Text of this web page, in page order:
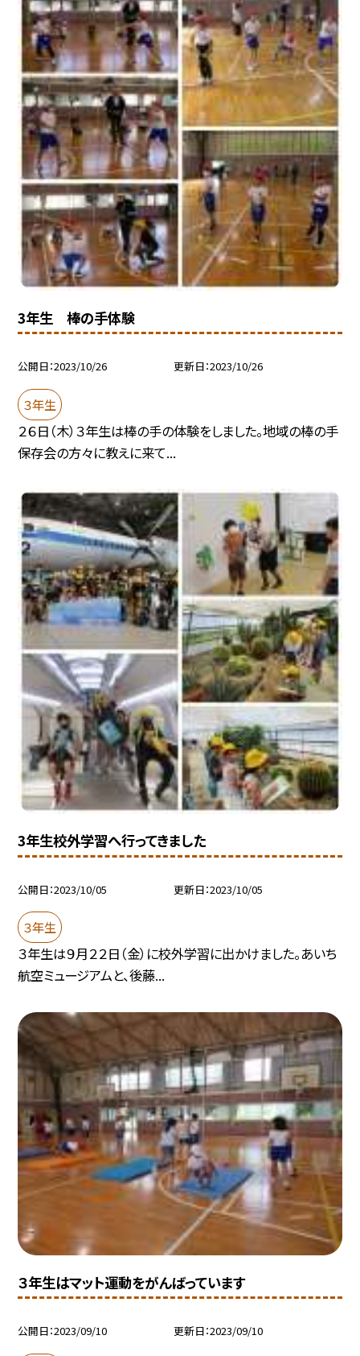
3年生 棒の手体験
公開日 2023/10/26 更新日 2023/10/26
３年生
２６日（木）３年生は棒の手の体験をしました。地域の棒の手
保存会の方々に教えに来て...
3年生校外学習へ行ってきました
公開日 2023/10/05 更新日 2023/10/05
３年生
３年生は９月２２日（金）に校外学習に出かけました。あいち
航空ミュージアムと、後藤...
３年生はマット運動をがんばっています
公開日 2023/09/10 更新日 2023/09/10